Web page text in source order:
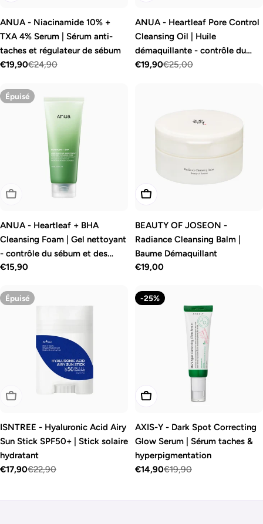
ANUA - Niacinamide 10% +
TXA 4% Serum | Sérum anti-
taches et régulateur de sébum
Prix
de
vente
€19,90
Prix
régulier
€24,90
ANUA - Heartleaf Pore Control
Cleansing Oil | Huile
démaquillante - contrôle du
sébum et des pores
Prix
€19,90
Prix
€25,00
Épuisé
Épuisé
ANUA - Heartleaf + BHA
Cleansing Foam | Gel nettoyant
- contrôle du sébum et des
pores
Prix
régulier
€15,90
Ajouter Au Panier
BEAUTY OF JOSEON -
Radiance Cleansing Balm |
Baume Démaquillant
Prix
régulier
€19,00
Épuisé
Épuisé
ISNTREE - Hyaluronic Acid Airy
Sun Stick SPF50+ | Stick solaire
hydratant
Prix
€17,90
Prix €22,90
-25%
Ajouter Au Panier
AXIS-Y - Dark Spot Correcting
Glow Serum | Sérum taches &
hyperpigmentation
Prix
€14,90
Prix
€19,90